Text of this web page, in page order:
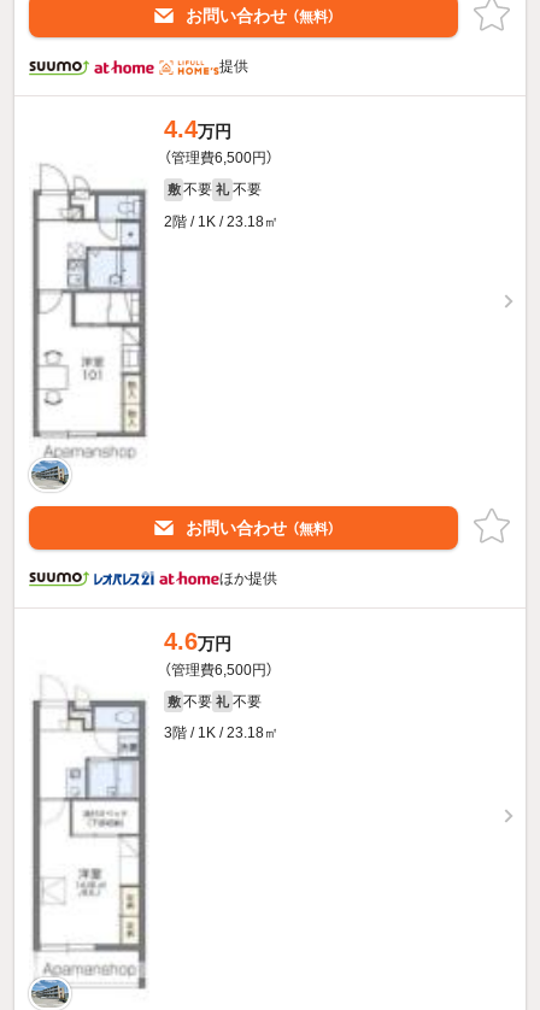
お問い合わせ （無料）
提供
4.4万円
（管理費6,500円）
敷 不要 礼 不要
2階 / 1K / 23.18㎡
お問い合わせ （無料）
ほか提供
4.6万円
（管理費6,500円）
敷 不要 礼 不要
3階 / 1K / 23.18㎡